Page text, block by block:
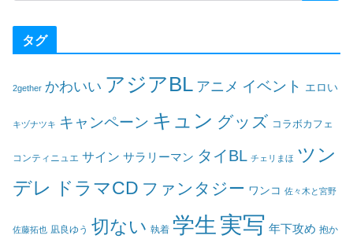
タグ
2gether かわいい アジアBL アニメ イベント エロい
キヅナツキ キャンペーン キュン グッズ コラボカフェ
コンティニュエ サイン サラリーマン タイBL チェリまほ ツン
デレ ドラマCD ファンタジー ワンコ 佐々木と宮野
佐藤拓也 凪良ゆう 切ない 執着 学生 実写 年下攻め 抱か